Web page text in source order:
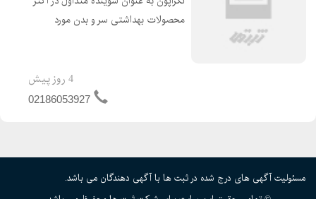
محصولات بهداشتی سر و بدن مورد
غلیظ نمی باشد. مجموعه شبانکو تمام
تلاش خود را برای ارائه...
4 روز پیش
02186053927
مسئولیت آگهی های درج شده در ثبت ها با آگهی دهندگان می باشد.